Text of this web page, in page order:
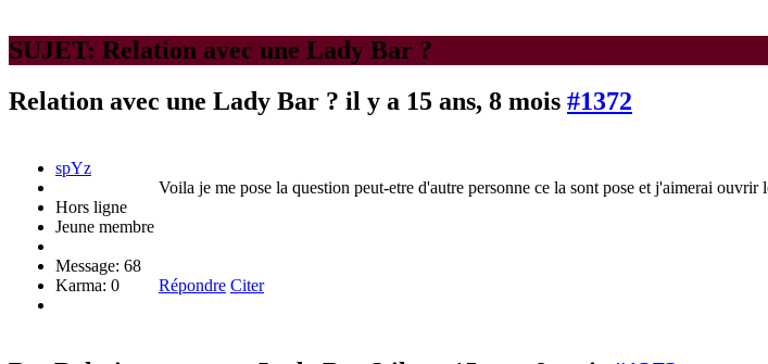
SUJET: Relation avec une Lady Bar ?
Relation avec une Lady Bar ? il y a 15 ans, 8 mois #1372
spYz
Hors ligne
Jeune membre
Message: 68
Karma: 0
Voila je me pose la question peut-etre d'autre personne ce la sont pose et j'aimerai
Répondre Citer